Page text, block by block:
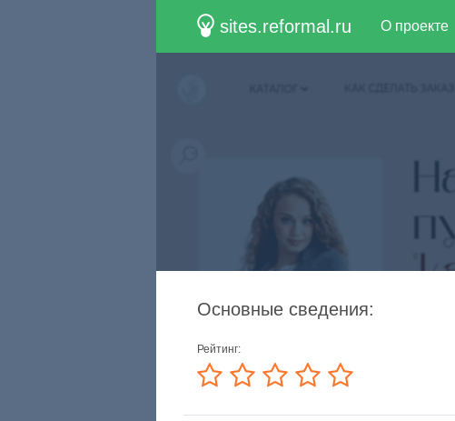
sites.reformal.ru О проекте
Основные сведения:
Рейтинг: